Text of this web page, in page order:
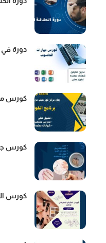
دورة في
كورس
كورس جل
كورس